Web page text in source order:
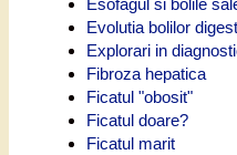
Evolutia bolilor
Explorari in
Fibroza hepatica
Ficatul "obosit"
Ficatul doare?
Ficatul marit